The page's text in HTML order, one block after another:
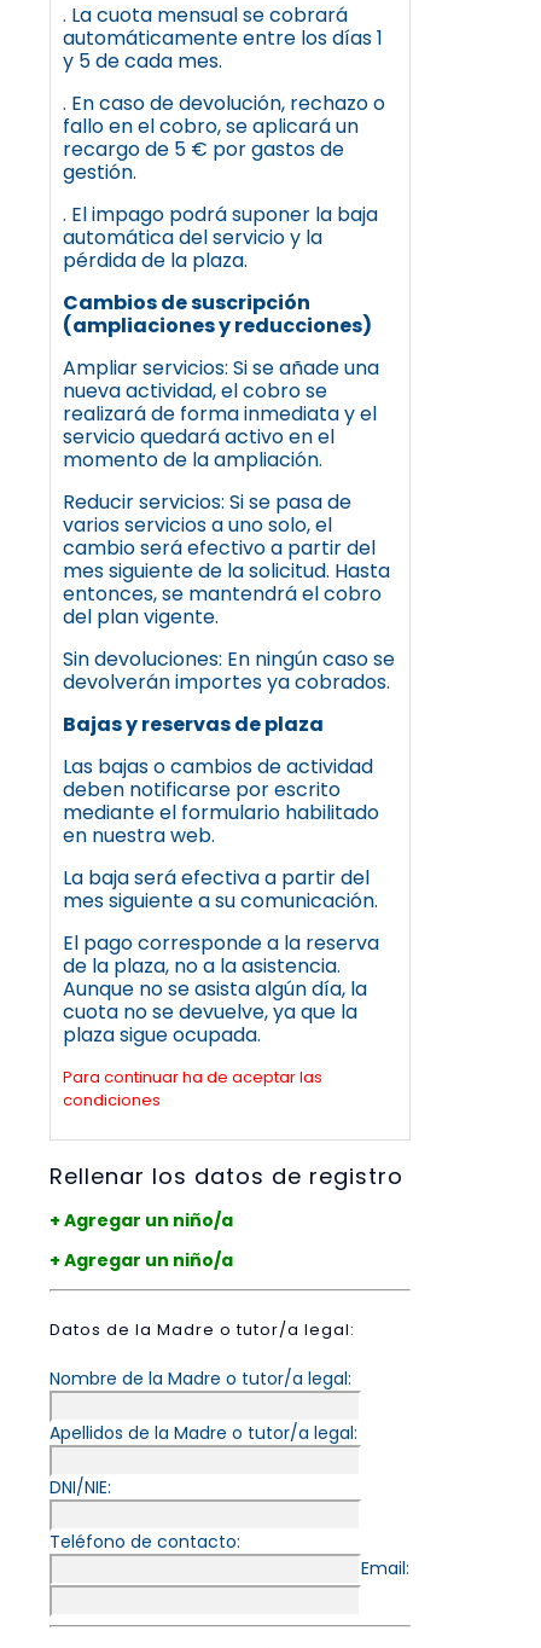
. La cuota mensual se cobrará
automáticamente entre los días 1
y 5 de cada mes.
. En caso de devolución, rechazo o
fallo en el cobro, se aplicará un
recargo de 5 € por gastos de
gestión.
. El impago podrá suponer la baja
automática del servicio y la
pérdida de la plaza.
Cambios de suscripción
(ampliaciones y reducciones)
Ampliar servicios: Si se añade una
nueva actividad, el cobro se
realizará de forma inmediata y el
servicio quedará activo en el
momento de la ampliación.
Reducir servicios: Si se pasa de
varios servicios a uno solo, el
cambio será efectivo a partir del
mes siguiente de la solicitud. Hasta
entonces, se mantendrá el cobro
del plan vigente.
Sin devoluciones: En ningún caso se
devolverán importes ya cobrados.
Bajas y reservas de plaza
Las bajas o cambios de actividad
deben notificarse por escrito
mediante el formulario habilitado
en nuestra web.
La baja será efectiva a partir del
mes siguiente a su comunicación.
El pago corresponde a la reserva
de la plaza, no a la asistencia.
Aunque no se asista algún día, la
cuota no se devuelve, ya que la
plaza sigue ocupada.
Para continuar ha de aceptar las
condiciones
Rellenar los datos de registro
+ Agregar un niño/a
+ Agregar un niño/a
Datos de la Madre o tutor/a legal:
Nombre de la Madre o tutor/a legal:
Apellidos de la Madre o tutor/a legal:
DNI/NIE:
Teléfono de contacto:
Email: